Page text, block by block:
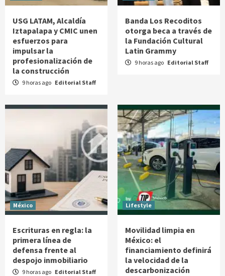
USG LATAM, Alcaldía
Iztapalapa y CMIC unen
esfuerzos para
impulsar la
profesionalización de
la construcción
9 horas ago Editorial Staff
Banda Los Recoditos
otorga beca a través de
la Fundación Cultural
Latin Grammy
9 horas ago Editorial Staff
México
Escrituras en regla: la
primera línea de
defensa frente al
despojo inmobiliario
9 horas ago Editorial Staff
Lifestyle
Movilidad limpia en
México: el
financiamiento definirá
la velocidad de la
descarbonización